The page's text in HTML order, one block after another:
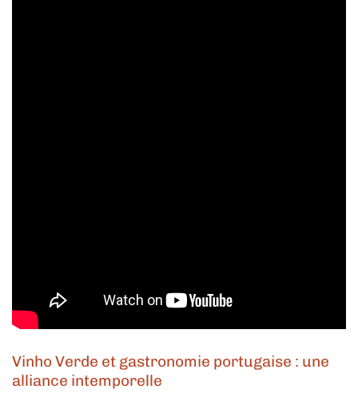
Vinho Verde et gastronomie portugaise : une
alliance intemporelle